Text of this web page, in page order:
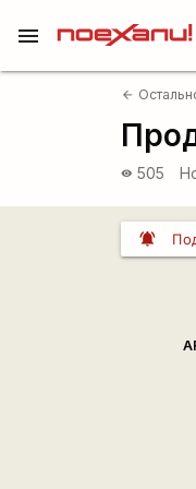
menu
arrow_back
visibility 505
notifications_active